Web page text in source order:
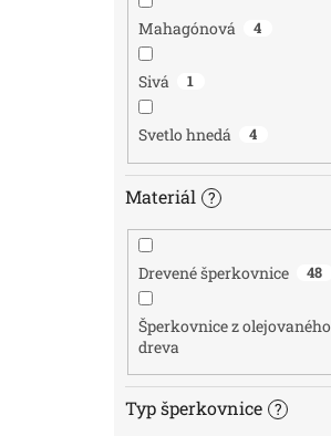
Mahagónová 4
Sivá 1
Svetlo hnedá 4
Materiál ?
Drevené šperkovnice 48
Šperkovnice z olejovaného
dreva
Typ šperkovnice ?